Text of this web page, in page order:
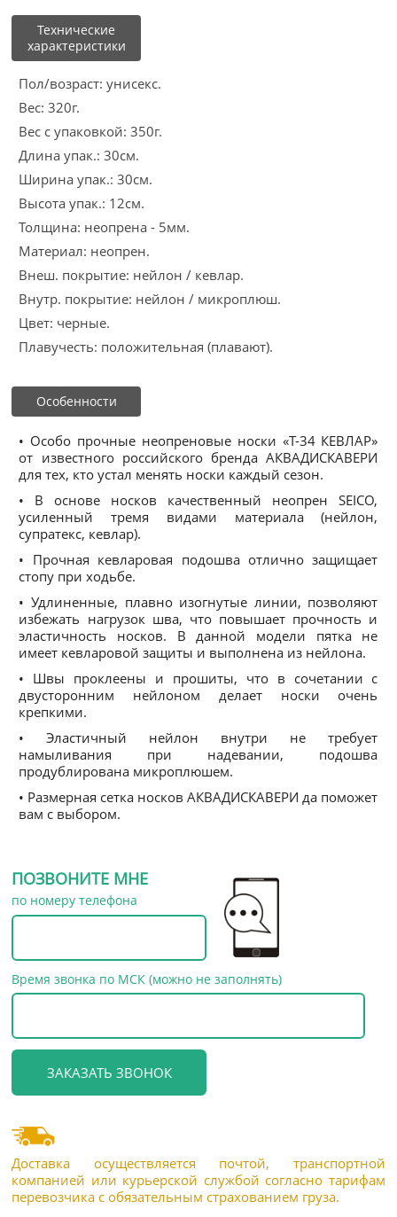
Технические
характеристики
Пол/возраст: унисекс.
Вес: 320г.
Вес с упаковкой: 350г.
Длина упак.: 30см.
Ширина упак.: 30см.
Высота упак.: 12см.
Толщина: неопрена - 5мм.
Материал: неопрен.
Внеш. покрытие: нейлон / кевлар.
Внутр. покрытие: нейлон / микроплюш.
Цвет: черные.
Плавучесть: положительная (плавают).
Особенности
• Особо прочные неопреновые носки «Т-34 КЕВЛАР»
от известного российского бренда АКВАДИСКАВЕРИ
для тех, кто устал менять носки каждый сезон.
• В основе носков качественный неопрен SEICO,
усиленный тремя видами материала (нейлон,
супратекс, кевлар).
• Прочная кевларовая подошва отлично защищает
стопу при ходьбе.
• Удлиненные, плавно изогнутые линии, позволяют
избежать нагрузок шва, что повышает прочность и
эластичность носков. В данной модели пятка не
имеет кевларовой защиты и выполнена из нейлона.
• Швы проклеены и прошиты, что в сочетании с
двусторонним нейлоном делает носки очень
крепкими.
• Эластичный нейлон внутри не требует
намыливания при надевании, подошва
продублирована микроплюшем.
• Размерная сетка носков АКВАДИСКАВЕРИ да поможет
вам с выбором.
ПОЗВОНИТЕ МНЕ
по номеру телефона
Время звонка по МСК (можно не заполнять)
Доставка осуществляется почтой, транспортной
компанией или курьерской службой согласно тарифам
перевозчика с обязательным страхованием груза.